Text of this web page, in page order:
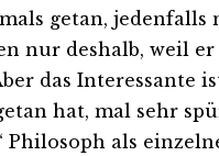
getan, jedenfalls
nur deshalb, weil
das Interessante
hat, mal sehr
Philosoph als